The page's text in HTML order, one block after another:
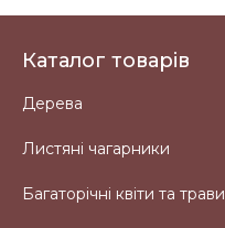
Каталог товарів
Дерева
Листяні чагарники
Багаторічні квіти та трави